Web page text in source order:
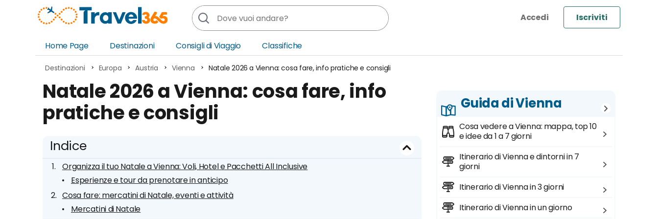
Iscriviti
Home Page
Destinazioni
Europa
Nord America
America Centrale
Sud America
Medio Oriente
Consigli di Viaggio Classifiche
Destinazioni Europa Austria Vienna Natale 2026 a Vienna: cosa fare, info pratiche e consigli
Natale 2026 a Vienna: cosa fare, info
pratiche e consigli
Indice
Organizza il tuo Natale a Vienna: Voli, Hotel e Pacchetti All Inclusive
Esperienze e tour da prenotare in anticipo
Cosa fare: mercatini di Natale, eventi e attività
Mercatini di Natale
Guida di Vienna
Cosa vedere a Vienna: mappa, top 10
e idee da 1 a 7 giorni
Itinerario di Vienna e dintorni in 7
giorni
Itinerario di Vienna in 3 giorni
Itinerario di Vienna in un giorno